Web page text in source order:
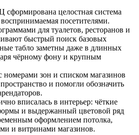
сформирована целостная система
посетителями.
для туалетов, ресторанов и
быстрый поиск базовых
табло заметны даже в длинных
чёрному фону и крупным
номерами зон и списком магазинов
и помогли обозначить
вписалась в интерьер: чёткие
и выдержанный цветовой ряд
оформлением потолка,
и витринами магазинов.